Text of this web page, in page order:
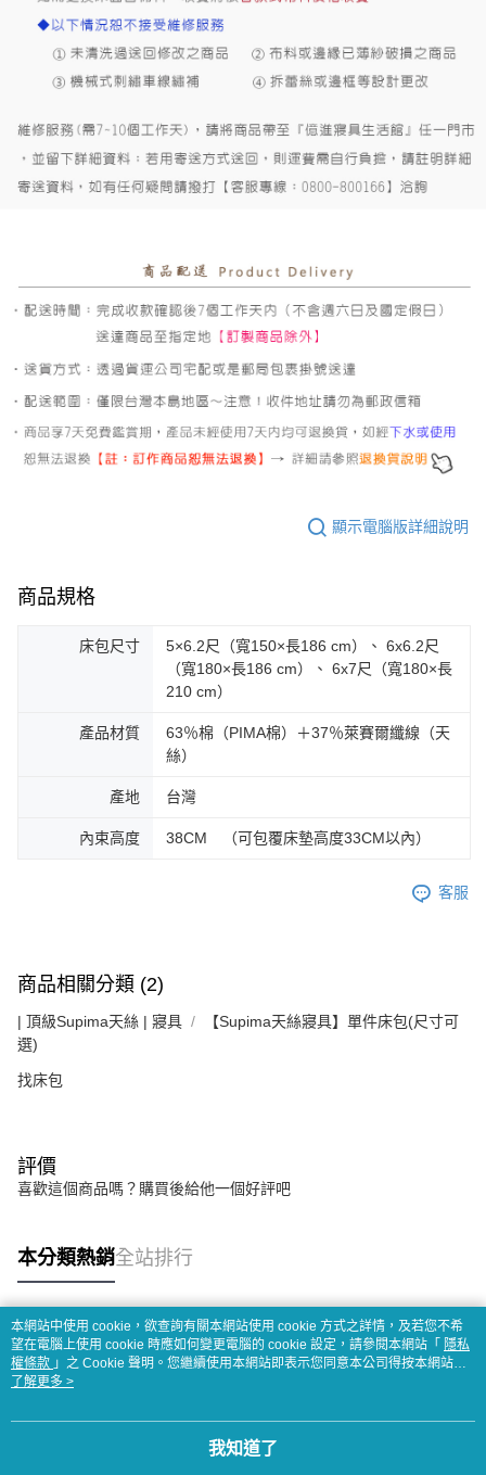
顯示電腦版詳細說明
商品規格
床包尺寸
5×6.2尺（寬150×長186 cm）、 6x6.2尺
（寬180×長186 cm）、 6x7尺（寬180×長
210 cm）
產品材質
63％棉（PIMA棉）＋37％萊賽爾纖線（天
絲）
產地 台灣
內束高度 38CM （可包覆床墊高度33CM以內）
客服
商品相關分類 (2)
| 頂級Supima天絲 | 寢具
【Supima天絲寢具】單件床包(尺寸可
選)
找床包
評價
喜歡這個商品嗎？購買後給他一個好評吧
本分類熱銷全站排行
熱門標籤
本網站中使用 cookie，欲查詢有關本網站使用 cookie 方式之詳情，及若您不希
望在電腦上使用 cookie 時應如何變更電腦的 cookie 設定，請參閱本網站「 隱私
權條款 」之 Cookie 聲明。您繼續使用本網站即表示您同意本公司得按本網站使
用條款之 Cookie 聲明使用 cookie。
了解更多 >
我知道了